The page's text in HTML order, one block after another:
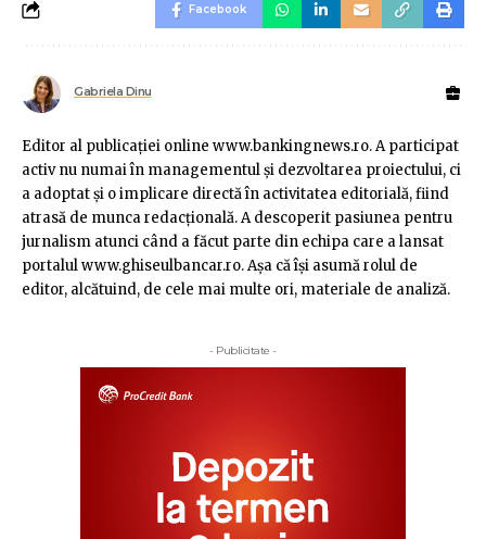
Facebook
Gabriela Dinu
Editor al publicaţiei online www.bankingnews.ro. A participat
activ nu numai în managementul şi dezvoltarea proiectului, ci
a adoptat şi o implicare directă în activitatea editorială, fiind
atrasă de munca redacţională. A descoperit pasiunea pentru
jurnalism atunci când a făcut parte din echipa care a lansat
portalul www.ghiseulbancar.ro. Așa că îşi asumă rolul de
editor, alcătuind, de cele mai multe ori, materiale de analiză.
- Publicitate -